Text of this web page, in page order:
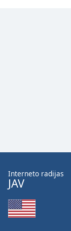
Interneto radijas
JAV